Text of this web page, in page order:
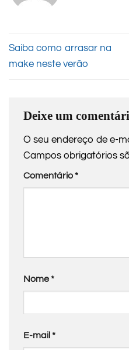
Saiba como arrasar na
make neste verão
Deixe um
O seu endereço de e-
Campos obrigatórios
Comentário*
Nome*
E-mail *